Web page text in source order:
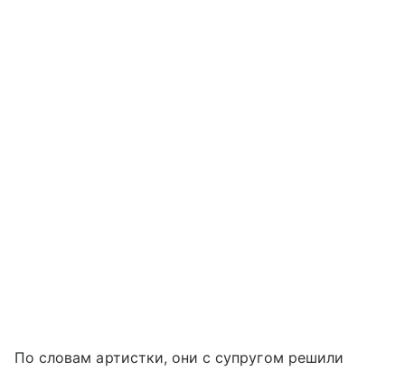
По словам артистки, они с супругом решили